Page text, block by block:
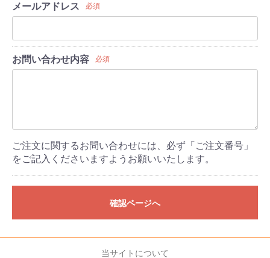
メールアドレス 必須
お問い合わせ内容 必須
ご注文に関するお問い合わせには、必ず「ご注文番号」
をご記入くださいますようお願いいたします。
確認ページへ
当サイトについて